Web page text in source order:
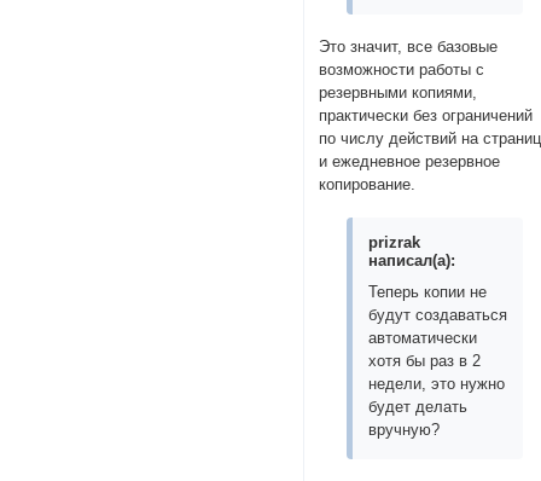
Это значит, все базовые
возможности работы с
резервными копиями,
практически без ограничений
по числу действий на
и ежедневное резервное
копирование.
prizrak
написал(а):
Теперь копии не
будут создаваться
автоматически
хотя бы раз в 2
недели, это нужно
будет делать
вручную?